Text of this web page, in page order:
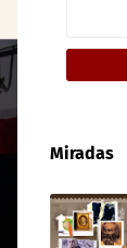
Miradas